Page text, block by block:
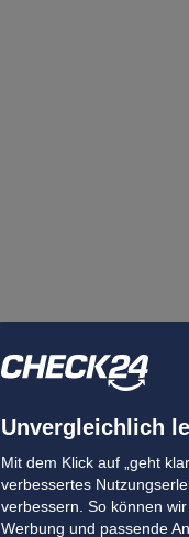
Unvergleichlich
Mit dem Klick auf „geht
verbessertes
verbessern. So können
Werbung und passende